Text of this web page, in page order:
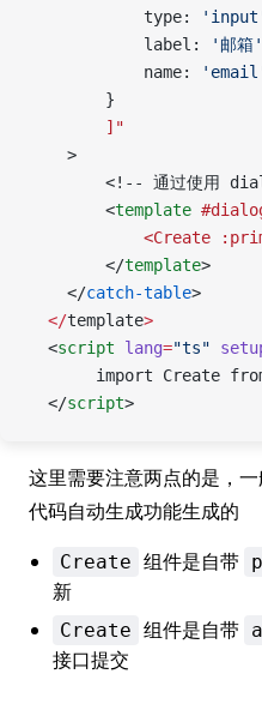
            type:
            label:
'邮箱'
            name:
        }
        ]"
    >
<!-- 通过使用
        <
template
            <Create
        </
template>
    </
catch-table>
  </
template>
  <
script lang="ts"
import Create
  </
script>
这里需要注意两点的是，
代码自动生成功能生成的
Create 组件是自带
新
Create 组件是自带
接口提交